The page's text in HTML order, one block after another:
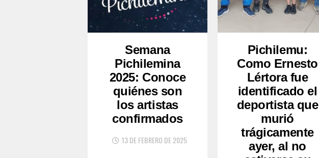
Semana
Pichilemina
2025: Conoce
quiénes son
los artistas
confirmados
13 DE FEBRERO DE 2025
Pichilemu:
Como Ernesto
Lértora fue
identificado el
deportista que
murió
trágicamente
ayer, al no